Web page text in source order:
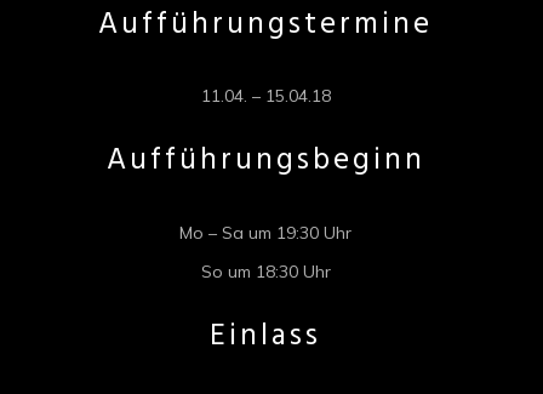
Aufführungstermine
11.04. – 15.04.18
Aufführungsbeginn
Mo – Sa um 19:30 Uhr
So um 18:30 Uhr
Einlass